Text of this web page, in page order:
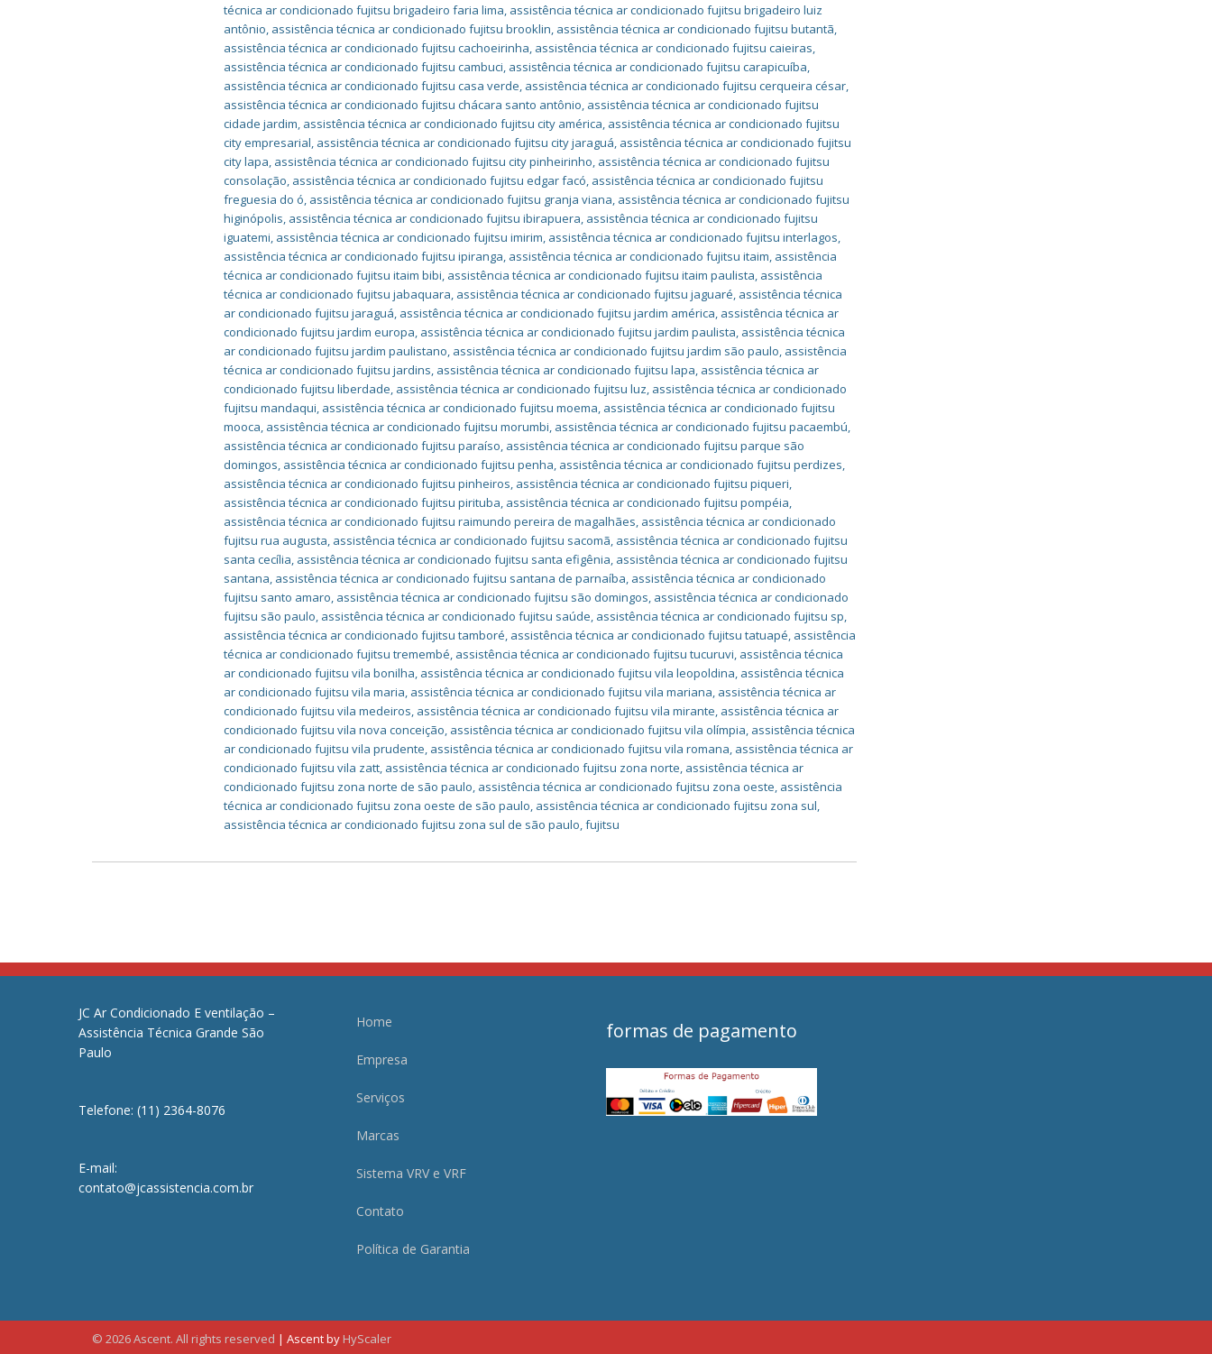
técnica ar condicionado fujitsu brigadeiro faria lima, assistência técnica ar condicionado fujitsu brigadeiro luiz
antônio, assistência técnica ar condicionado fujitsu brooklin, assistência técnica ar condicionado fujitsu butantã,
assistência técnica ar condicionado fujitsu cachoeirinha, assistência técnica ar condicionado fujitsu caieiras,
assistência técnica ar condicionado fujitsu cambuci, assistência técnica ar condicionado fujitsu carapicuíba,
assistência técnica ar condicionado fujitsu casa verde, assistência técnica ar condicionado fujitsu cerqueira césar,
assistência técnica ar condicionado fujitsu chácara santo antônio, assistência técnica ar condicionado fujitsu
cidade jardim, assistência técnica ar condicionado fujitsu city américa, assistência técnica ar condicionado fujitsu
city empresarial, assistência técnica ar condicionado fujitsu city jaraguá, assistência técnica ar condicionado fujitsu
city lapa, assistência técnica ar condicionado fujitsu city pinheirinho, assistência técnica ar condicionado fujitsu
consolação, assistência técnica ar condicionado fujitsu edgar facó, assistência técnica ar condicionado fujitsu
freguesia do ó, assistência técnica ar condicionado fujitsu granja viana, assistência técnica ar condicionado fujitsu
higinópolis, assistência técnica ar condicionado fujitsu ibirapuera, assistência técnica ar condicionado fujitsu
iguatemi, assistência técnica ar condicionado fujitsu imirim, assistência técnica ar condicionado fujitsu interlagos,
assistência técnica ar condicionado fujitsu ipiranga, assistência técnica ar condicionado fujitsu itaim, assistência
técnica ar condicionado fujitsu itaim bibi, assistência técnica ar condicionado fujitsu itaim paulista, assistência
técnica ar condicionado fujitsu jabaquara, assistência técnica ar condicionado fujitsu jaguaré, assistência técnica
ar condicionado fujitsu jaraguá, assistência técnica ar condicionado fujitsu jardim américa, assistência técnica ar
condicionado fujitsu jardim europa, assistência técnica ar condicionado fujitsu jardim paulista, assistência técnica
ar condicionado fujitsu jardim paulistano, assistência técnica ar condicionado fujitsu jardim são paulo, assistência
técnica ar condicionado fujitsu jardins, assistência técnica ar condicionado fujitsu lapa, assistência técnica ar
condicionado fujitsu liberdade, assistência técnica ar condicionado fujitsu luz, assistência técnica ar condicionado
fujitsu mandaqui, assistência técnica ar condicionado fujitsu moema, assistência técnica ar condicionado fujitsu
mooca, assistência técnica ar condicionado fujitsu morumbi, assistência técnica ar condicionado fujitsu pacaembú,
assistência técnica ar condicionado fujitsu paraíso, assistência técnica ar condicionado fujitsu parque são
domingos, assistência técnica ar condicionado fujitsu penha, assistência técnica ar condicionado fujitsu perdizes,
assistência técnica ar condicionado fujitsu pinheiros, assistência técnica ar condicionado fujitsu piqueri,
assistência técnica ar condicionado fujitsu pirituba, assistência técnica ar condicionado fujitsu pompéia,
assistência técnica ar condicionado fujitsu raimundo pereira de magalhães, assistência técnica ar condicionado
fujitsu rua augusta, assistência técnica ar condicionado fujitsu sacomã, assistência técnica ar condicionado fujitsu
santa cecília, assistência técnica ar condicionado fujitsu santa efigênia, assistência técnica ar condicionado fujitsu
santana, assistência técnica ar condicionado fujitsu santana de parnaíba, assistência técnica ar condicionado
fujitsu santo amaro, assistência técnica ar condicionado fujitsu são domingos, assistência técnica ar condicionado
fujitsu são paulo, assistência técnica ar condicionado fujitsu saúde, assistência técnica ar condicionado fujitsu sp,
assistência técnica ar condicionado fujitsu tamboré, assistência técnica ar condicionado fujitsu tatuapé, assistência
técnica ar condicionado fujitsu tremembé, assistência técnica ar condicionado fujitsu tucuruvi, assistência técnica
ar condicionado fujitsu vila bonilha, assistência técnica ar condicionado fujitsu vila leopoldina, assistência técnica
ar condicionado fujitsu vila maria, assistência técnica ar condicionado fujitsu vila mariana, assistência técnica ar
condicionado fujitsu vila medeiros, assistência técnica ar condicionado fujitsu vila mirante, assistência técnica ar
condicionado fujitsu vila nova conceição, assistência técnica ar condicionado fujitsu vila olímpia, assistência técnica
ar condicionado fujitsu vila prudente, assistência técnica ar condicionado fujitsu vila romana, assistência técnica ar
condicionado fujitsu vila zatt, assistência técnica ar condicionado fujitsu zona norte, assistência técnica ar
condicionado fujitsu zona norte de são paulo, assistência técnica ar condicionado fujitsu zona oeste, assistência
técnica ar condicionado fujitsu zona oeste de são paulo, assistência técnica ar condicionado fujitsu zona sul,
assistência técnica ar condicionado fujitsu zona sul de são paulo,fujitsu
JC Ar Condicionado E ventilação –
Assistência Técnica Grande São
Paulo
Telefone: (11) 2364-8076
E-mail:
contato@jcassistencia.com.br
Home
Empresa
Serviços
Marcas
Sistema VRV e VRF
Contato
Política de Garantia
formas de pagamento
© 2026 Ascent. All rights reserved | Ascent by HyScaler